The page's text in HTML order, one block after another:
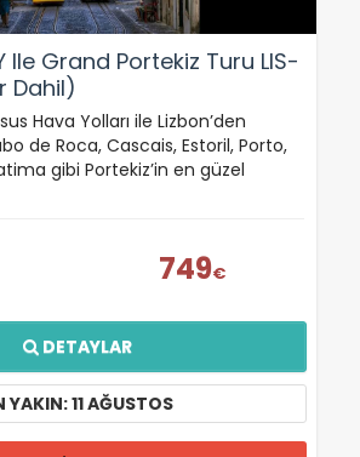
Ile Grand Portekiz Turu LIS-
Dahil)
Hava Yolları ile Lizbon’den
de Roca, Cascais, Estoril, Porto,
gibi Portekiz’in en güzel
749€
DETAYLAR
YAKIN: 11 AĞUSTOS